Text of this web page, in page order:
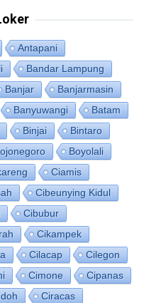
Antapani
Bandar Lampung
Banjar
Banjarmasin
Banyuwangi
Batam
Binjai
Bintaro
Boyolali
Ciamis
Cibeunying Kidul
Cibubur
Cikampek
Cilacap
Cilegon
Cimone
Cipanas
Ciracas